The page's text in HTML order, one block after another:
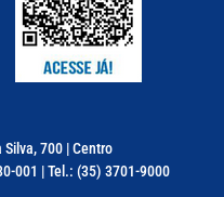
700 | Centro
001 | Tel.: (35) 3701-9000